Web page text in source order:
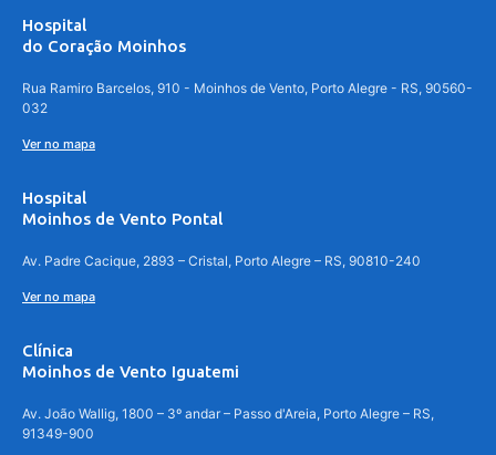
Hospital
do Coração Moinhos
Rua Ramiro Barcelos, 910 - Moinhos de Vento, Porto Alegre - RS, 90560-
032
Ver no mapa
Hospital
Moinhos de Vento Pontal
Av. Padre Cacique, 2893 – Cristal, Porto Alegre – RS, 90810-240
Ver no mapa
Clínica
Moinhos de Vento Iguatemi
Av. João Wallig, 1800 – 3º andar – Passo d'Areia, Porto Alegre – RS,
91349-900